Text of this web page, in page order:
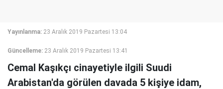
Yayınlanma: 23 Aralık 2019 Pazartesi 13:04
Güncelleme: 23 Aralık 2019 Pazartesi 13:41
Cemal Kaşıkçı cinayetiyle ilgili Suudi
Arabistan'da görülen davada 5 kişiye idam,